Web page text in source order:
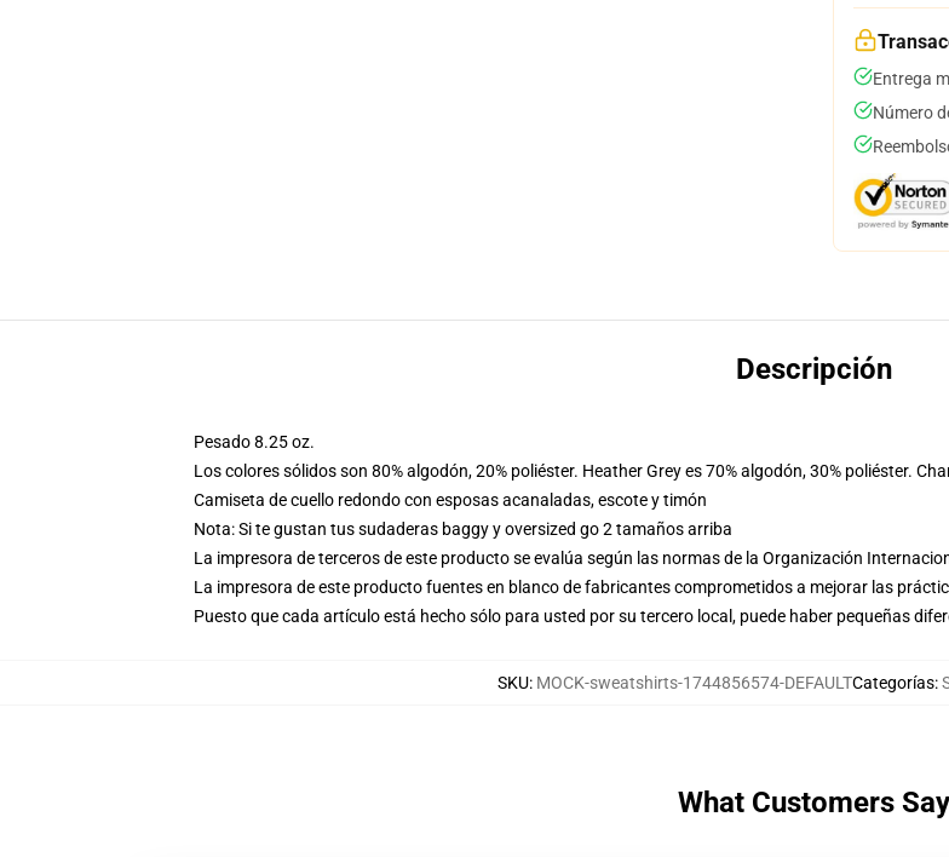
Entrega
Número
Descripción
Pesado 8.25 oz.
Los colores sólidos son 80% algodón, 20% poliéster. Heather Grey es 70% algodón, 30% poliéster.
Camiseta de cuello redondo con esposas acanaladas, escote y timón
Nota: Si te gustan tus sudaderas baggy y oversized go 2 tamaños arriba
La impresora de terceros de este producto se evalúa según las normas de la Organización
La impresora de este producto fuentes en blanco de fabricantes comprometidos a mejorar las
Puesto que cada artículo está hecho sólo para usted por su tercero local, puede haber pequeñas
SKU: MOCK-sweatshirts-1744856574-DEFAULTCategorías:
What Customers Say